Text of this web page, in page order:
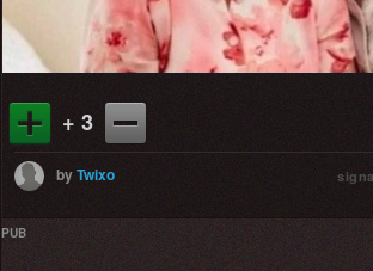
+ 3
byTwixo
PUB